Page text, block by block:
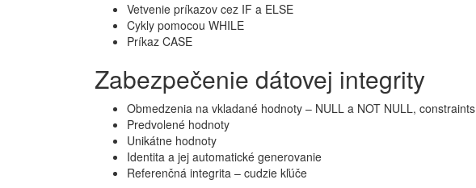
Vetvenie príkazov cez IF a ELSE
Cykly pomocou WHILE
Príkaz CASE
Zabezpečenie dátovej integrity
Obmedzenia na vkladané hodnoty – NULL a NOT NULL, constraints
Predvolené hodnoty
Unikátne hodnoty
Identita a jej automatické generovanie
Referenčná integrita – cudzie kľúče